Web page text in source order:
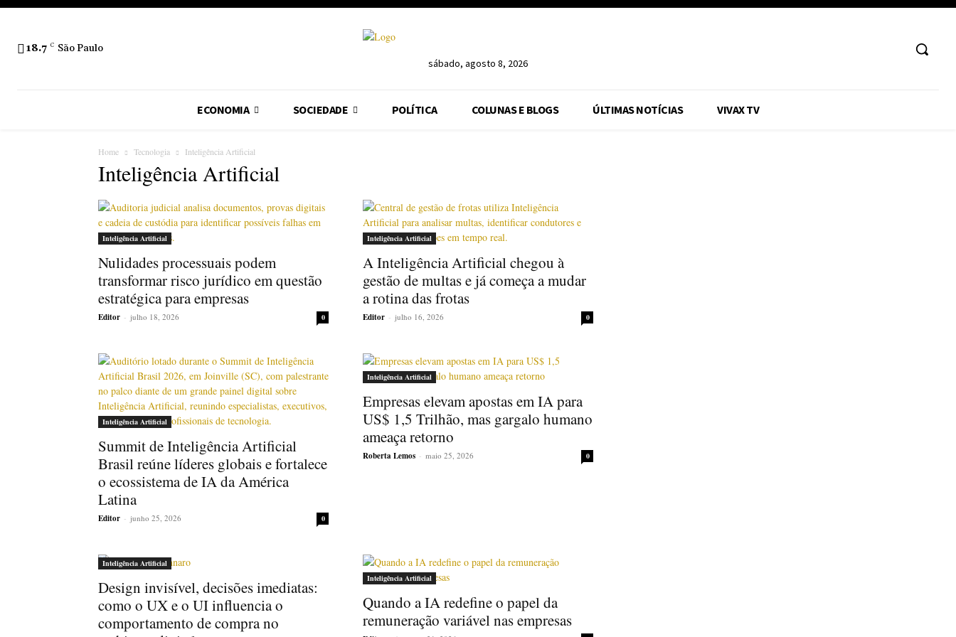
18.7 C São Paulo
sábado, agosto 8, 2026
ECONOMIA SOCIEDADE POLÍTICA COLUNAS E BLOGS ÚLTIMAS NOTÍCIAS VIVAX TV
Home Tecnologia Inteligência Artificial
Inteligência Artificial
Inteligência Artificial
Nulidades processuais podem
transformar risco jurídico em questão
estratégica para empresas
Editor - julho 18, 2026 0
Inteligência Artificial
A Inteligência Artificial chegou à
gestão de multas e já começa a mudar
a rotina das frotas
Editor - julho 16, 2026 0
Inteligência Artificial
Summit de Inteligência Artificial
Brasil reúne líderes globais e fortalece
o ecossistema de IA da América
Latina
Editor - junho 25, 2026 0
Inteligência Artificial
Empresas elevam apostas em IA para
US$ 1,5 Trilhão, mas gargalo humano
ameaça retorno
Roberta Lemos - maio 25, 2026 0
Inteligência Artificial
Design invisível, decisões imediatas:
como o UX e o UI influencia o
comportamento de compra no
Inteligência Artificial
Quando a IA redefine o papel da
remuneração variável nas empresas